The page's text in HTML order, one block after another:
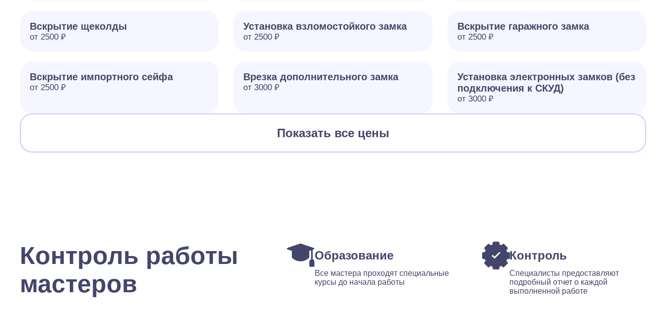
Вскрытие щеколды
от 2500 ₽
Установка взломостойкого замка
от 2500 ₽
Вскрытие гаражного замка
от 2500 ₽
Вскрытие импортного сейфа
от 2500 ₽
Врезка дополнительного замка
от 3000 ₽
Установка электронных замков (без
подключения к СКУД)
от 3000 ₽
Показать все цены
Контроль работы
мастеров
Образование
Все мастера проходят специальные
курсы до начала работы
Контроль
Специалисты предоставляют
подробный отчет о каждой
выполненной работе